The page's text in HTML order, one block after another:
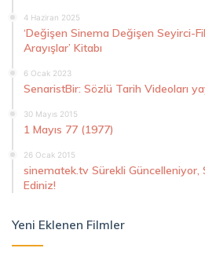
4 Haziran 2025
‘Değişen Sinema Değişen Seyirci-
Arayışlar’ Kitabı
6 Ocak 2023
SenaristBir: Sözlü Tarih Videoları
30 Mayıs 2015
1 Mayıs 77 (1977)
26 Ocak 2015
sinematek.tv Sürekli Güncelleniyor,
Ediniz!
Yeni Eklenen Filmler